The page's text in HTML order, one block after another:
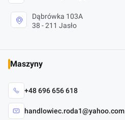
Dąbrówka 103A
38 - 211 Jasło
Maszyny
+48 696 656 618
handlowiec.roda1@yahoo.com